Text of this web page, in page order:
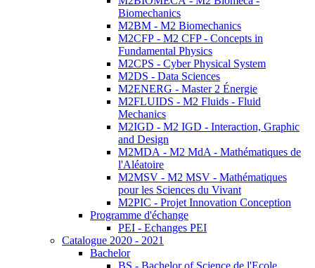
Biomechanics
M2BM - M2 Biomechanics
M2CFP - M2 CFP - Concepts in
Fundamental Physics
M2CPS - Cyber Physical System
M2DS - Data Sciences
M2ENERG - Master 2 Énergie
M2FLUIDS - M2 Fluids - Fluid
Mechanics
M2IGD - M2 IGD - Interaction, Graphic
and Design
M2MDA - M2 MdA - Mathématiques de
l'Aléatoire
M2MSV - M2 MSV - Mathématiques
pour les Sciences du Vivant
M2PIC - Projet Innovation Conception
Programme d'échange
PEI - Echanges PEI
Catalogue 2020 - 2021
Bachelor
BS - Bachelor of Science de l'Ecole